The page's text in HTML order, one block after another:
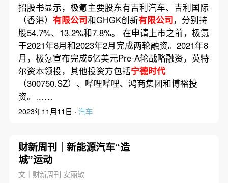
招股书显示，极氪主要股东有吉利汽车、吉利国际
（香港） 有限公司和GHGK创新有限公司，分别持
股54.7%、13.2%和7.8%。 在申请上市之前，极氪
于2021年8月和2023年2月完成两轮融资。2021年8
月，极氪宣布完成5亿美元Pre-A轮战略融资，英特
尔资本领投，其他投资方包括宁德时代
（300750.SZ）、哔哩哔哩、鸿商集团和博裕投
资。……
2023年11月11日 · 汽车
财新周刊｜新能源汽车“造
城”运动
文｜财新周刊 安丽敏